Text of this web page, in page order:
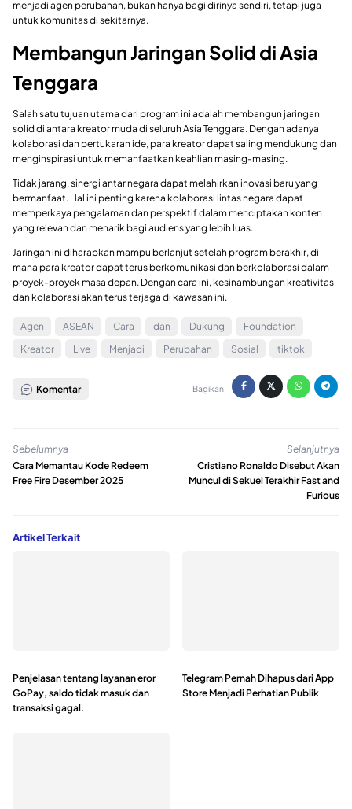
menjadi agen perubahan, bukan hanya bagi dirinya sendiri, tetapi juga
untuk komunitas di sekitarnya.
Membangun Jaringan Solid di Asia
Tenggara
Salah satu tujuan utama dari program ini adalah membangun jaringan
solid di antara kreator muda di seluruh Asia Tenggara. Dengan adanya
kolaborasi dan pertukaran ide, para kreator dapat saling mendukung dan
menginspirasi untuk memanfaatkan keahlian masing-masing.
Tidak jarang, sinergi antar negara dapat melahirkan inovasi baru yang
bermanfaat. Hal ini penting karena kolaborasi lintas negara dapat
memperkaya pengalaman dan perspektif dalam menciptakan konten
yang relevan dan menarik bagi audiens yang lebih luas.
Jaringan ini diharapkan mampu berlanjut setelah program berakhir, di
mana para kreator dapat terus berkomunikasi dan berkolaborasi dalam
proyek-proyek masa depan. Dengan cara ini, kesinambungan kreativitas
dan kolaborasi akan terus terjaga di kawasan ini.
Agen ASEAN Cara dan Dukung
Foundation
Kreator
Live Menjadi Perubahan Sosial tiktok
Komentar Bagikan:
Sebelumnya
Cara Memantau Kode Redeem
Free Fire Desember 2025
Selanjutnya
Cristiano Ronaldo Disebut Akan
Muncul di Sekuel Terakhir Fast and
Furious
Artikel Terkait
Penjelasan tentang layanan eror
GoPay, saldo tidak masuk dan
transaksi gagal.
Telegram Pernah Dihapus dari App
Store Menjadi Perhatian Publik